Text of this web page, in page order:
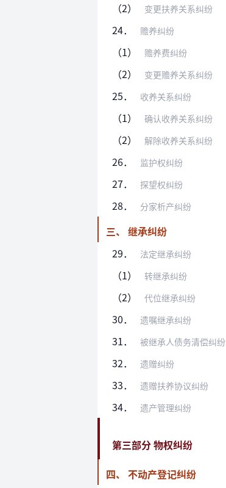
（2） 变更扶养关系纠纷
24． 赡养纠纷
（1） 赡养费纠纷
（2） 变更赡养关系纠纷
25． 收养关系纠纷
（1） 确认收养关系纠纷
（2） 解除收养关系纠纷
26． 监护权纠纷
27． 探望权纠纷
28． 分家析产纠纷
三、 继承纠纷
29．
法定继承纠纷
（1） 转继承纠纷
（2） 代位继承纠纷
30． 遗嘱继承纠纷
31． 被继承人债务清偿纠纷
32． 遗赠纠纷
33． 遗赠扶养协议纠纷
34． 遗产管理纠纷
第三部分 物权纠纷
四、 不动产登记纠纷